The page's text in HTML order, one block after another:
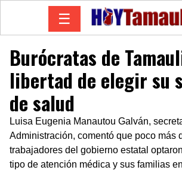
☰
Burócratas de
libertad de elegir su
de salud
Luisa Eugenia Manautou Galván,
Administración, comentó que poco más
trabajadores del gobierno estatal
tipo de atención médica y sus familias